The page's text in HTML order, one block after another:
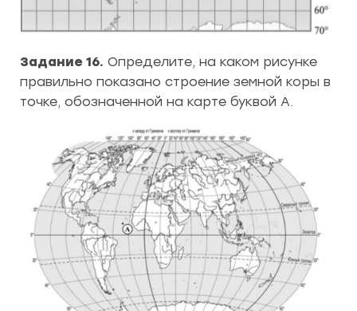
Задание 16. Определите, на каком рисунке
правильно показано строение земной коры в
точке, обозначенной на карте буквой А.